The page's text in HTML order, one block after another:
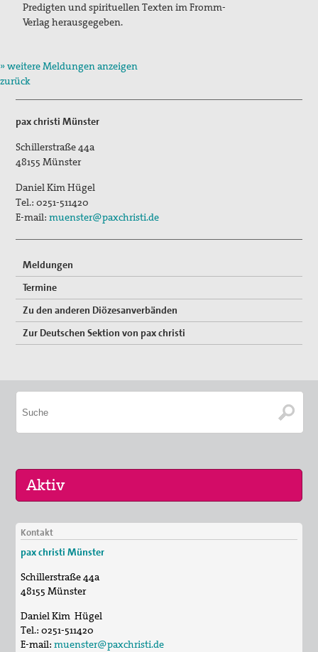
Predigten und spirituellen Texten im Fromm-
Verlag herausgegeben.
» weitere Meldungen anzeigen
zurück
pax christi Münster
Schillerstraße 44a
48155 Münster
Daniel Kim Hügel
Tel.:0251-511420
E-mail:muenster@paxchristi.de
Meldungen
Termine
Zu den anderen Diözesanverbänden
Zur Deutschen Sektion von pax christi
30. Jul 2026
Jägerstätter-Pilgern
11. Aug 2026
Sommerferien-Friedensliedersingen
29. Aug 2026
Fahrradpilgertour 2026
Kontakt
pax christi Münster
Schillerstraße 44a
48155 Münster
Daniel Kim Hügel
Tel.:0251-511420
E-mail:muenster@paxchristi.de